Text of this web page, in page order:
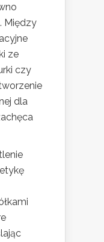
Między
ze
czy
dla